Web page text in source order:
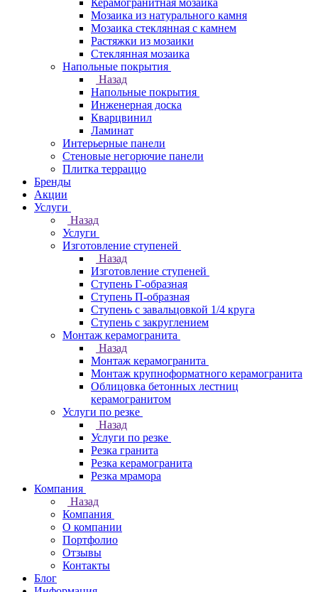
Керамогранитная мозаика
Мозаика из натурального камня
Мозаика стеклянная с камнем
Растяжки из мозаики
Стеклянная мозаика
Напольные покрытия
Назад
Напольные покрытия
Инженерная доска
Кварцвинил
Ламинат
Интерьерные панели
Стеновые негорючие панели
Плитка терраццо
Бренды
Акции
Услуги
Назад
Услуги
Изготовление ступеней
Назад
Изготовление ступеней
Ступень Г-образная
Ступень П-образная
Ступень с завальцовкой 1/4 круга
Ступень с закруглением
Монтаж керамогранита
Назад
Монтаж керамогранита
Монтаж крупноформатного керамогранита
Облицовка бетонных лестниц
керамогранитом
Услуги по резке
Назад
Услуги по резке
Резка гранита
Резка керамогранита
Резка мрамора
Компания
Назад
Компания
О компании
Портфолио
Отзывы
Контакты
Блог